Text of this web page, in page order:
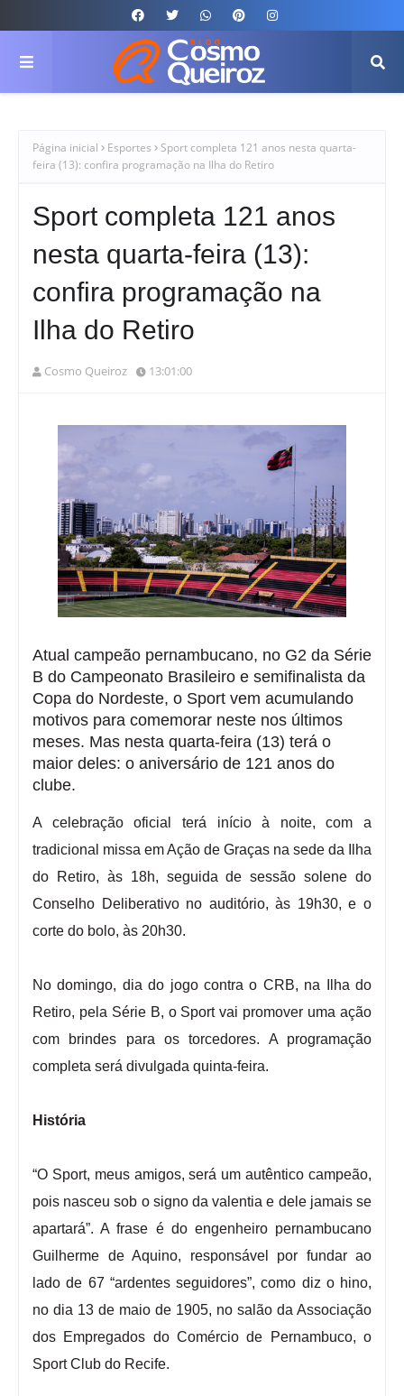
Página inicial Esportes
Sport completa 121 anos nesta quarta-
feira (13): confira programação na Ilha do Retiro
Sport completa 121 anos
nesta quarta-feira (13):
confira programação na
Ilha do Retiro
Cosmo Queiroz 13:01:00
Atual campeão pernambucano, no G2 da Série
B do Campeonato Brasileiro e semifinalista da
Copa do Nordeste, o Sport vem acumulando
motivos para comemorar neste nos últimos
meses. Mas nesta quarta-feira (13) terá o
maior deles: o aniversário de 121 anos do
clube.
A celebração oficial terá início à noite, com a
tradicional missa em Ação de Graças na sede da Ilha
do Retiro, às 18h, seguida de sessão solene do
Conselho Deliberativo no auditório, às 19h30, e o
corte do bolo, às 20h30.
No domingo, dia do jogo contra o CRB, na Ilha do
Retiro, pela Série B, o Sport vai promover uma ação
com brindes para os torcedores. A programação
completa será divulgada quinta-feira.
História
“O Sport, meus amigos, será um autêntico campeão,
pois nasceu sob o signo da valentia e dele jamais se
apartará”. A frase é do engenheiro pernambucano
Guilherme de Aquino, responsável por fundar ao
lado de 67 “ardentes seguidores”, como diz o hino,
no dia 13 de maio de 1905, no salão da Associação
dos Empregados do Comércio de Pernambuco, o
Sport Club do Recife.